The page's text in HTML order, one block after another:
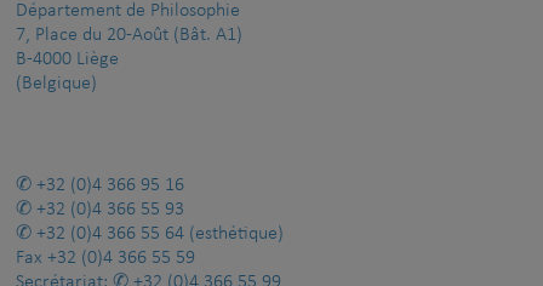
Département de Philosophie
7, Place du 20-Août (Bât. A1)
B-4000 Liège
(Belgique)
+32 (0)4 366 95 16
+32 (0)4 366 55 93
+32 (0)4 366 55 64 (esthétique)
Fax +32 (0)4 366 55 59